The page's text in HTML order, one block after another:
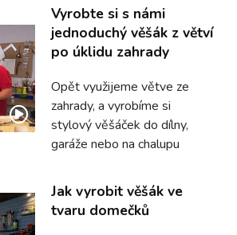
Vyrobte si s námi
jednoduchý věšák z větví
po úklidu zahrady
Opět využijeme větve ze
zahrady, a vyrobíme si
stylový věšáček do dílny,
garáže nebo na chalupu
Jak vyrobit věšák ve
tvaru domečků